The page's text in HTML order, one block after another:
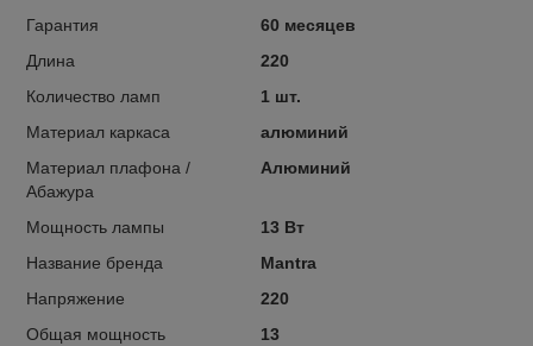
Гарантия
60 месяцев
Длина
220
Количество ламп
1 шт.
Материал каркаса
алюминий
Материал плафона /
Абажура
Алюминий
Мощность лампы
13 Вт
Название бренда
Mantra
Напряжение
220
Общая мощность
13